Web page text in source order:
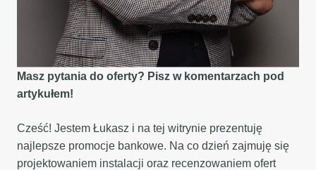
Masz pytania do oferty? Pisz w komentarzach pod
artykułem!
Cześć! Jestem Łukasz i na tej witrynie prezentuję
najlepsze promocje bankowe. Na co dzień zajmuję się
projektowaniem instalacji oraz recenzowaniem ofert